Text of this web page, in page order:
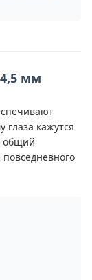
мм
глаза кажутся
общий